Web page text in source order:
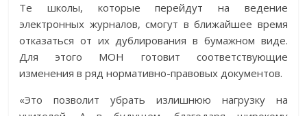
Те школы, которые перейдут на ведение
электронных журналов, смогут в ближайшее время
отказаться от их дублирования в бумажном виде.
Для этого МОН готовит соответствующие
изменения в ряд нормативно-правовых документов.
«Это позволит убрать излишнюю нагрузку на